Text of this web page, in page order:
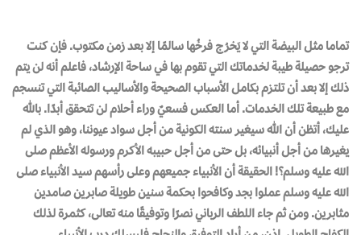
تماما مثل البيضة التي لا يَخرُج فرخُها سالمًا إلا بعد زمن مكتوب. فإن كنت
ترجو حصيلة طيبة لخدماتك التي تقوم بها في ساحة الإرشاد، فاعلم أنه لن يتم
ذلك إلا بعد أن تلتزم بكامل الأسباب الصحيحة والأساليب الصائبة التي تنسجم
مع طبيعة تلك الخدمات. أما العكس فسعيٌ وراء أحلام لن تتحقق أبدًا. باللّٰه
عليك، أتظن أن اللّٰه سيغير سنته الكونية من أجل سواد عيوننا، وهو الذي لم
يغيرها من أجل أنبيائه، بل حتى من أجل حبيبه الأكرم ورسوله الأعظم صلى
الله عليه وسلم؟! الحقيقة أن الأنبياء جميعهم وعلى رأسهم سيد الأنبياء صلى
الله عليه وسلم عملوا بجد وكافحوا بحكمة سنين طويلة صابرين صامدين
مثابرين. ومن ثم جاء اللطف الرباني نصرًا وتوفيقًا منه تعالى، كثمرة لذلك